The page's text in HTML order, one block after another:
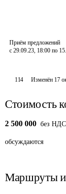
Приём предложений
с 29.09.23, 18:00 по
114 Изменён 17
Стоимость
2 500 000 без НДС
обсуждаются
Маршруты и